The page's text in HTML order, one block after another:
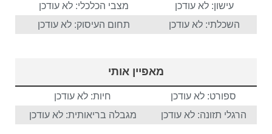
עישון: לא עודכן
מצבי הכלכלי: לא עודכן
השכלתי: לא עודכן
תחום העיסוק: לא עודכן
מאפיין אותי
ספורט: לא עודכן
חיות: לא עודכן
הרגלי תזונה: לא עודכן
מגבלה בריאותית: לא עודכן